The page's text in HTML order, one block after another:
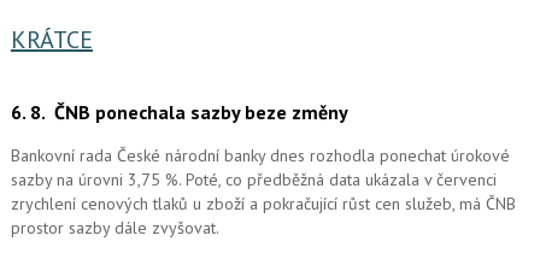
KRÁTCE
6. 8. ČNB ponechala sazby beze změny
Bankovní rada České národní banky dnes rozhodla ponechat úrokové
sazby na úrovni 3,75 %. Poté, co předběžná data ukázala v červenci
zrychlení cenových tlaků u zboží a pokračující růst cen služeb, má ČNB
prostor sazby dále zvyšovat.